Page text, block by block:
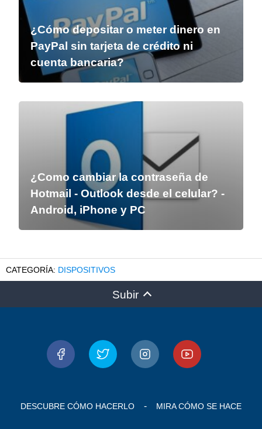
¿Cómo depositar o meter dinero en
PayPal sin tarjeta de crédito ni
cuenta bancaria?
¿Como cambiar la contraseña de
Hotmail - Outlook desde el celular? -
Android, iPhone y PC
DISPOSITIVOS
Subir
DESCUBRE CÓMO HACERLO MIRA CÓMO SE HACE